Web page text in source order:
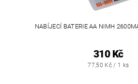
NABÍJECÍ BATERIE AA NIMH
310 Kč
77,50 Kč / 1 ks